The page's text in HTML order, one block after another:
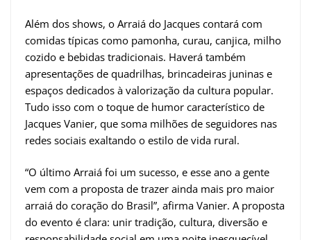
Além dos shows, o Arraiá do Jacques contará com
comidas típicas como pamonha, curau, canjica, milho
cozido e bebidas tradicionais. Haverá também
apresentações de quadrilhas, brincadeiras juninas e
espaços dedicados à valorização da cultura popular.
Tudo isso com o toque de humor característico de
Jacques Vanier, que soma milhões de seguidores nas
redes sociais exaltando o estilo de vida rural.
“O último Arraiá foi um sucesso, e esse ano a gente
vem com a proposta de trazer ainda mais pro maior
arraiá do coração do Brasil”, afirma Vanier. A proposta
do evento é clara: unir tradição, cultura, diversão e